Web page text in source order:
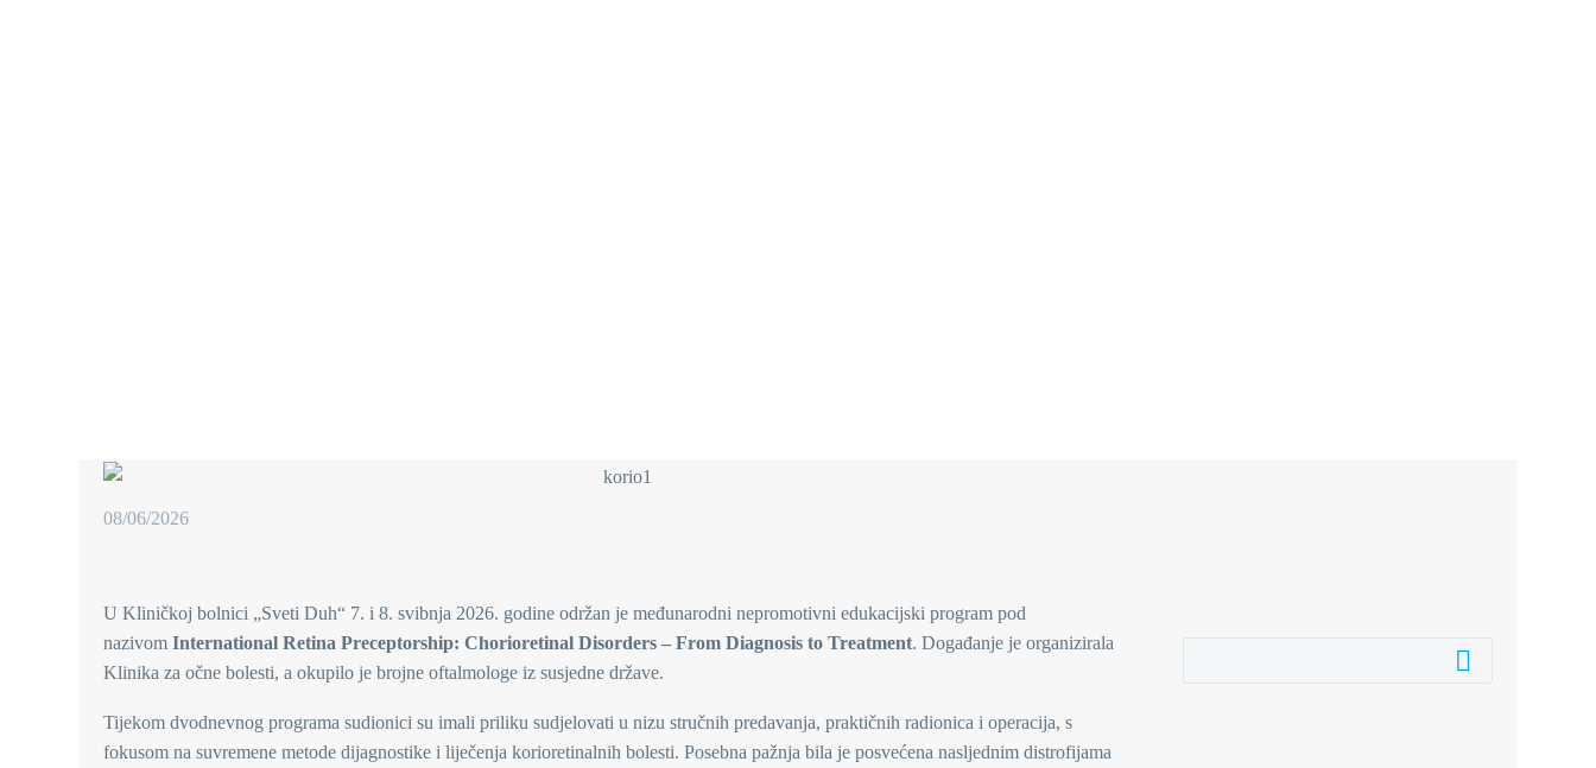
08/06/2026
U Kliničkoj bolnici „Sveti Duh“ 7. i 8. svibnja 2026. godine održan je međunarodni nepromotivni edukacijski program pod
nazivom International Retina Preceptorship: Chorioretinal Disorders – From Diagnosis to Treatment. Događanje je organizirala
Klinika za očne bolesti, a okupilo je brojne oftalmologe iz susjedne države.
Tijekom dvodnevnog programa sudionici su imali priliku sudjelovati u nizu stručnih predavanja, praktičnih radionica i operacija, s
fokusom na suvremene metode dijagnostike i liječenja korioretinalnih bolesti. Posebna pažnja bila je posvećena nasljednim distrofijama